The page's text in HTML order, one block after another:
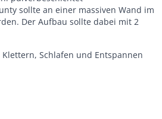
sollte an einer massiven Wand im
Der Aufbau sollte dabei mit 2
Schlafen und Entspannen